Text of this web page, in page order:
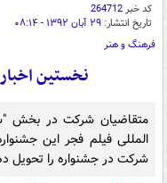
کد خبر264712
تاریخ انتشار: ۲۹ آبان ۱۳۹۲ - ۰۸:۱۴
فرهنگ و هنر
نخستین
متقاضیان شرکت در بخش
شرکت در جشنواره را تحویل